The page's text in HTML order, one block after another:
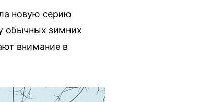
новую серию
обычных зимних
внимание в